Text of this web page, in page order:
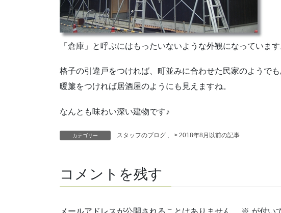
「倉庫」と呼ぶにはもったいないような外観になっています
格子の引違戸をつければ、町並みに合わせた民家のようでも
暖簾をつければ居酒屋のようにも見えますね。
なんとも味わい深い建物です♪
カテゴリー スタッフのブログ > 2018年8月以前の記事
コメントを残す